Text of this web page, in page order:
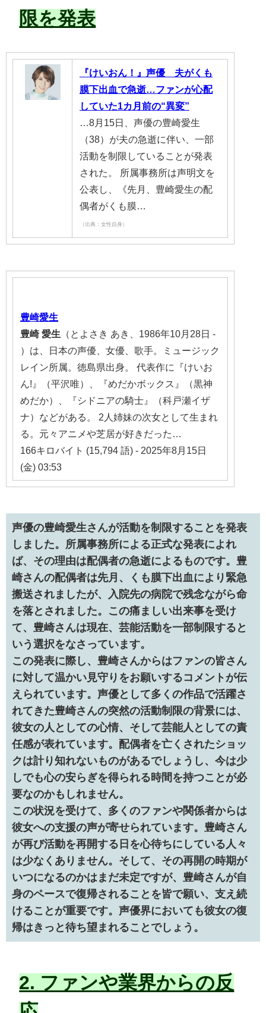
限を発表
『けいおん！』声優 夫がくも
膜下出血で急逝…ファンが心配
していた1カ月前の“異変”
…8月15日、声優の豊崎愛生
（38）が夫の急逝に伴い、一部
活動を制限していることが発表
された。 所属事務所は声明文を
公表し、《先月、豊崎愛生の配
偶者がくも膜…
（出典：女性自身）
豊崎愛生
豊崎 愛生 （とよさき あき、1986年10月28日 -
）は、日本の声優、女優、歌手。ミュージック
レイン所属。徳島県出身。 代表作に『けいお
ん!』（平沢唯）、『めだかボックス』（黒神
めだか）、『シドニアの騎士』（科戸瀬イザ
ナ）などがある。 2人姉妹の次女として生まれ
る。元々アニメや芝居が好きだった…
166キロバイト (15,794 語) - 2025年8月15日
(金) 03:53
声優の豊崎愛生さんが活動を制限することを発表
しました。所属事務所による正式な発表によれ
ば、その理由は配偶者の急逝によるものです。豊
崎さんの配偶者は先月、くも膜下出血により緊急
搬送されましたが、入院先の病院で残念ながら命
を落とされました。この痛ましい出来事を受け
て、豊崎さんは現在、芸能活動を一部制限すると
いう選択をなさっています。
この発表に際し、豊崎さんからはファンの皆さん
に対して温かい見守りをお願いするコメントが伝
えられています。声優として多くの作品で活躍さ
れてきた豊崎さんの突然の活動制限の背景には、
彼女の人としての心情、そして芸能人としての責
任感が表れています。配偶者を亡くされたショッ
クは計り知れないものがあるでしょうし、今は少
しでも心の安らぎを得られる時間を持つことが必
要なのかもしれません。
この状況を受けて、多くのファンや関係者からは
彼女への支援の声が寄せられています。豊崎さん
が再び活動を再開する日を心待ちにしている人々
は少なくありません。そして、その再開の時期が
いつになるのかはまだ未定ですが、豊崎さんが自
身のペースで復帰されることを皆で願い、支え続
けることが重要です。声優界においても彼女の復
帰はきっと待ち望まれることでしょう。
2. ファンや業界からの反